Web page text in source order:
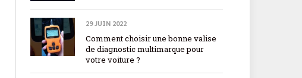
29 JUIN 2022
Comment choisir une bonne valise
de diagnostic multimarque pour
votre voiture ?